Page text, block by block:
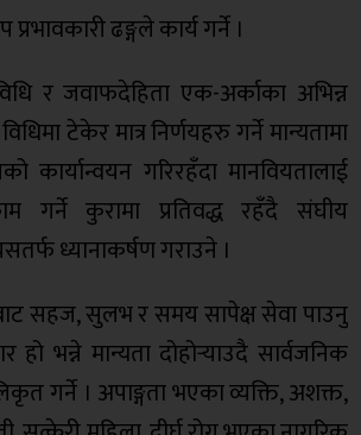
ढङ्गले कार्य गर्ने ।
र जवाफदेहिता एक-अर्काका अभिन्न
टेकेर मात्र निर्णयहरु गर्ने मान्यतामा
कार्यान्वयन गरिरहँदा मानवियतालाई
गर्ने कुरामा प्रतिवद्ध रहँदै संघीय
ध्यानाकर्षण गराउने ।
सहज, सुलभ र समय सापेक्ष सेवा पाउनु
भन्ने मान्यता दोहोर्‍याउदै सार्वजनिक
गर्ने । अपाङ्गता भएका व्यक्ति, अशक्त,